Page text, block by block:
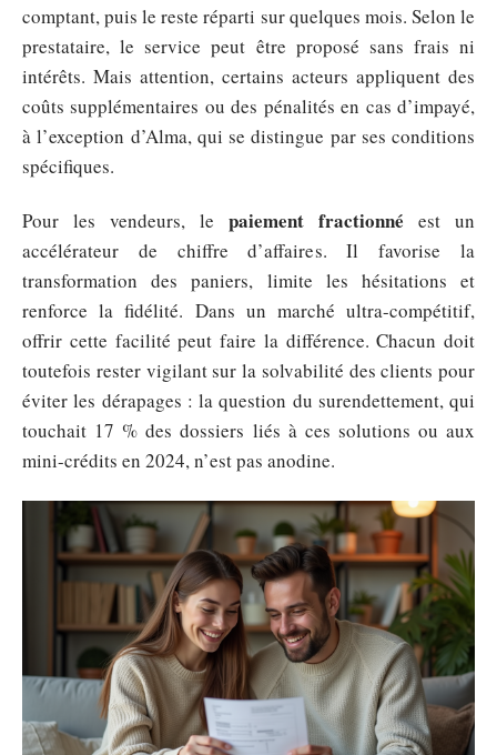
comptant, puis le reste réparti sur quelques mois. Selon le
prestataire, le service peut être proposé sans frais ni
intérêts. Mais attention, certains acteurs appliquent des
coûts supplémentaires ou des pénalités en cas d’impayé,
à l’exception d’Alma, qui se distingue par ses conditions
spécifiques.
Pour les vendeurs, le paiement fractionné est un
accélérateur de chiffre d’affaires. Il favorise la
transformation des paniers, limite les hésitations et
renforce la fidélité. Dans un marché ultra-compétitif,
offrir cette facilité peut faire la différence. Chacun doit
toutefois rester vigilant sur la solvabilité des clients pour
éviter les dérapages : la question du surendettement, qui
touchait 17 % des dossiers liés à ces solutions ou aux
mini-crédits en 2024, n’est pas anodine.